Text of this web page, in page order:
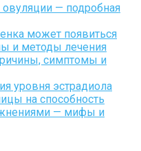
— подробная
может появиться
и методы лечения
симптомы и
уровня эстрадиола
на способность
— мифы и